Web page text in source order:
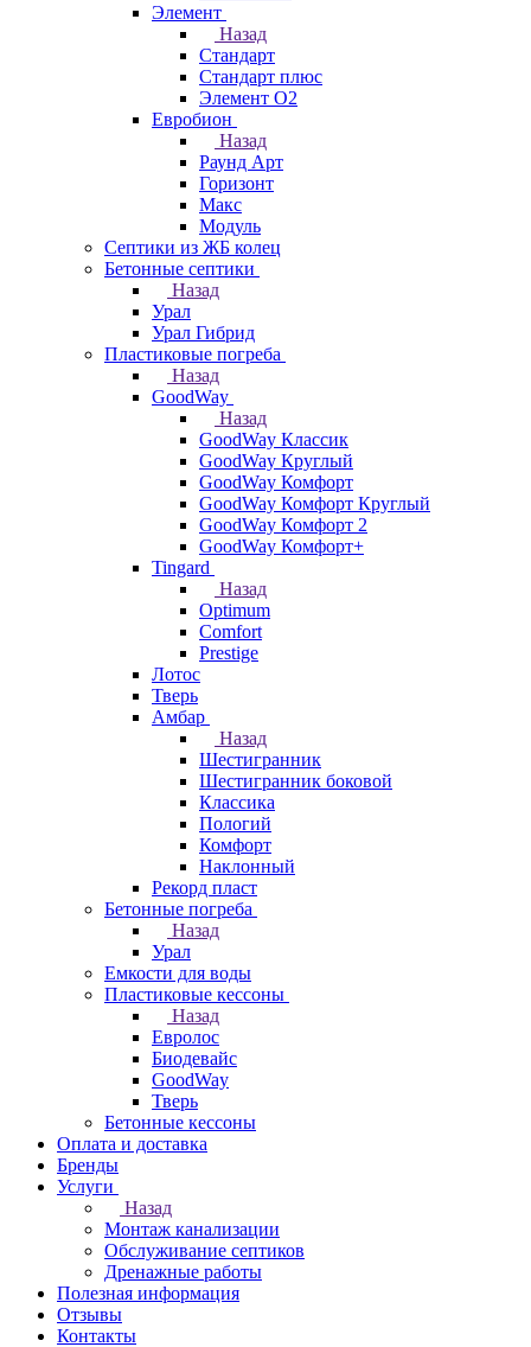
Элемент
Назад
Стандарт
Стандарт плюс
Элемент О2
Евробион
Назад
Раунд Арт
Горизонт
Макс
Модуль
Септики из ЖБ колец
Бетонные септики
Назад
Урал
Урал Гибрид
Пластиковые погреба
Назад
GoodWay
Назад
GoodWay Классик
GoodWay Круглый
GoodWay Комфорт
GoodWay Комфорт Круглый
GoodWay Комфорт 2
GoodWay Комфорт+
Tingard
Назад
Optimum
Comfort
Prestige
Лотос
Тверь
Амбар
Назад
Шестигранник
Шестигранник боковой
Классика
Пологий
Комфорт
Наклонный
Рекорд пласт
Бетонные погреба
Назад
Урал
Емкости для воды
Пластиковые кессоны
Назад
Евролос
Биодевайс
GoodWay
Тверь
Бетонные кессоны
Оплата и доставка
Бренды
Услуги
Назад
Монтаж канализации
Обслуживание септиков
Дренажные работы
Полезная информация
Отзывы
Контакты